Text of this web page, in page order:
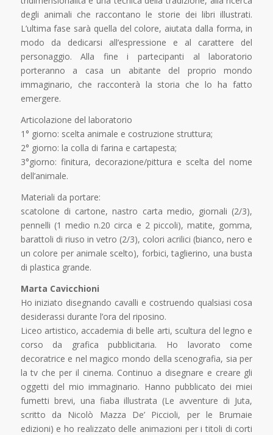
degli animali che raccontano le storie dei libri illustrati.
L’ultima fase sarà quella del colore, aiutata dalla forma, in
modo da dedicarsi all’espressione e al carattere del
personaggio. Alla fine i partecipanti al laboratorio
porteranno a casa un abitante del proprio mondo
immaginario, che racconterà la storia che lo ha fatto
emergere.
Articolazione del laboratorio
1° giorno: scelta animale e costruzione struttura;
2° giorno: la colla di farina e cartapesta;
3°giorno: finitura, decorazione/pittura e scelta del nome
dell’animale.
Materiali da portare:
scatolone di cartone, nastro carta medio, giornali (2/3),
pennelli (1 medio n.20 circa e 2 piccoli), matite, gomma,
barattoli di riuso in vetro (2/3), colori acrilici (bianco, nero e
un colore per animale scelto), forbici, taglierino, una busta
di plastica grande.
Marta Cavicchioni
Ho iniziato disegnando cavalli e costruendo qualsiasi cosa
desiderassi durante l’ora del riposino.
Liceo artistico, accademia di belle arti, scultura del legno e
corso da grafica pubblicitaria. Ho lavorato come
decoratrice e nel magico mondo della scenografia, sia per
la tv che per il cinema. Continuo a disegnare e creare gli
oggetti del mio immaginario. Hanno pubblicato dei miei
fumetti brevi, una fiaba illustrata (Le avventure di Juta,
scritto da Nicolò Mazza De’ Piccioli, per le Brumaie
edizioni) e ho realizzato delle animazioni per i titoli di corti